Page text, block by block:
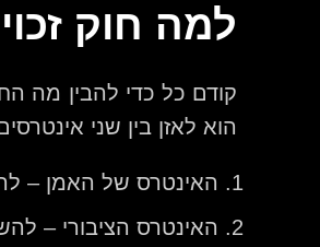
למה חוק
קודם כל כדי להבין מה
הוא לאזן בין שני
האינטרס של האמן –
האינטרס הציבורי –